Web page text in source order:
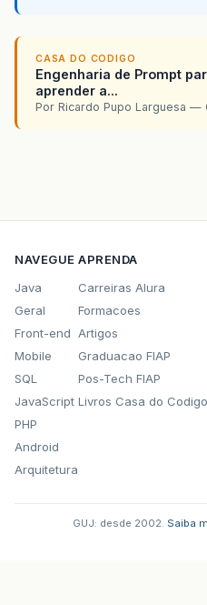
CASA DO CODIGO
Engenharia de Prompt
aprender a...
Por Ricardo Pupo Larguesa —
NAVEGUE
Java
Geral
Front-end
Mobile
SQL
JavaScript
PHP
Android
Arquitetura
APRENDA
Carreiras Alura
Formacoes
Artigos
Graduacao FIAP
Pos-Tech FIAP
Livros Casa do Codigo
GUJ: desde 2002. Saiba